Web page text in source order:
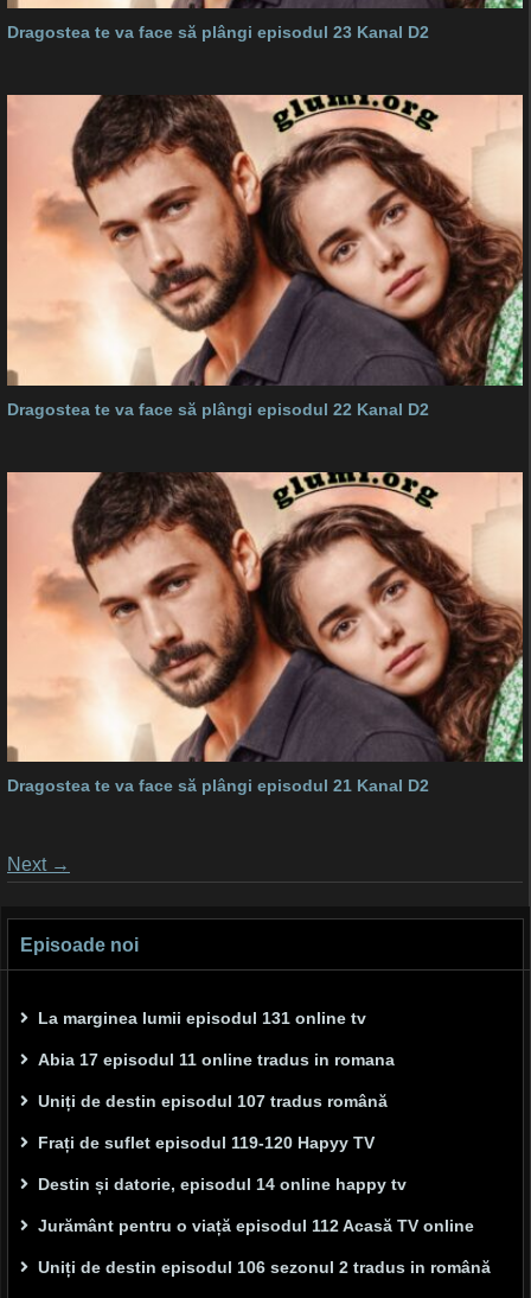
Dragostea te va face să plângi episodul 23 Kanal D2
Dragostea te va face să plângi episodul 22 Kanal D2
Dragostea te va face să plângi episodul 21 Kanal D2
Posts
Next →
Episoade noi
La marginea lumii episodul 131 online tv
Abia 17 episodul 11 online tradus in romana
Uniți de destin episodul 107 tradus română
Frați de suflet episodul 119-120 Hapyy TV
Destin și datorie, episodul 14 online happy tv
Jurământ pentru o viață episodul 112 Acasă TV online
Uniți de destin episodul 106 sezonul 2 tradus in română